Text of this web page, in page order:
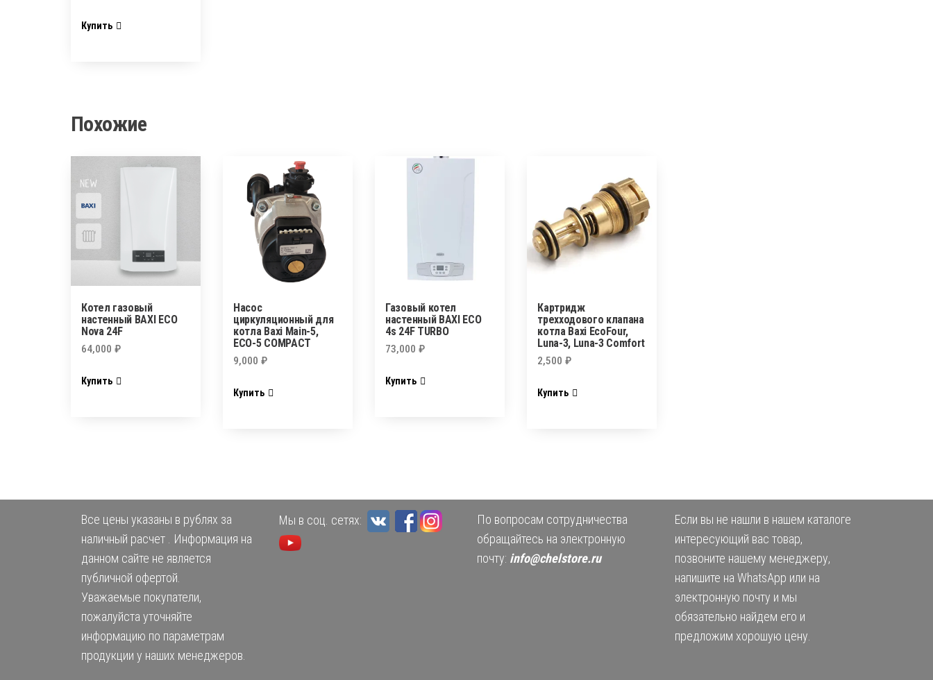
составляла
Купить
Похожие
Котел газовый
настенный BAXI ECO
Nova 24F
64,000 ₽
Купить
Насос
циркуляционный для
котла Baxi Main-5,
ECO-5 COMPACT
9,000₽
Купить
Газовый котел
настенный BAXI ECO
4s 24F TURBO
73,000₽
Купить
Картридж
трехходового клапана
котла Baxi EcoFour,
Luna-3, Luna-3 Comfort
2,500₽
Купить
Все цены указаны в рублях за
наличный расчет . Информация на
данном сайте не является
публичной офертой.
Уважаемые покупатели,
пожалуйста уточняйте
информацию по параметрам
продукции у наших менеджеров.
Мы в соц. сетях:
По вопросам сотрудничества
обращайтесь на электронную
почту: info@chelstore.ru
Если вы не нашли в нашем каталоге
интересующий вас товар,
позвоните нашему менеджеру,
напишите на WhatsApp или на
электронную почту и мы
обязательно найдем его и
предложим хорошую цену.